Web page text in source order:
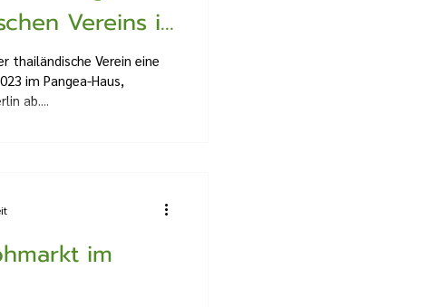
Vereins in
thailändische Verein eine
im Pangea-Haus,
ab....
im